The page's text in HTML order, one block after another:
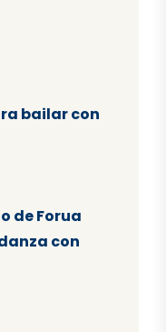
bailar con
de Forua
con